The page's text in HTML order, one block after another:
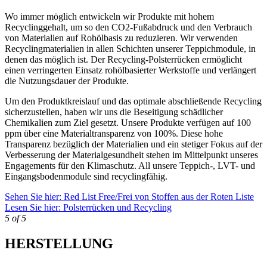
Wo immer möglich entwickeln wir Produkte mit hohem
Recyclinggehalt, um so den CO2-Fußabdruck und den Verbrauch
von Materialien auf Rohölbasis zu reduzieren. Wir verwenden
Recyclingmaterialien in allen Schichten unserer Teppichmodule, in
denen das möglich ist. Der Recycling-Polsterrücken ermöglicht
einen verringerten Einsatz rohölbasierter Werkstoffe und verlängert
die Nutzungsdauer der Produkte.
Um den Produktkreislauf und das optimale abschließende Recycling
sicherzustellen, haben wir uns die Beseitigung schädlicher
Chemikalien zum Ziel gesetzt. Unsere Produkte verfügen auf 100
ppm über eine Materialtransparenz von 100%. Diese hohe
Transparenz bezüglich der Materialien und ein stetiger Fokus auf der
Verbesserung der Materialgesundheit stehen im Mittelpunkt unseres
Engagements für den Klimaschutz. All unsere Teppich-, LVT- und
Eingangsbodenmodule sind recyclingfähig.
Sehen Sie hier: Red List Free/Frei von Stoffen aus der Roten Liste
Lesen Sie hier: Polsterrücken und Recycling
5 of 5
HERSTELLUNG